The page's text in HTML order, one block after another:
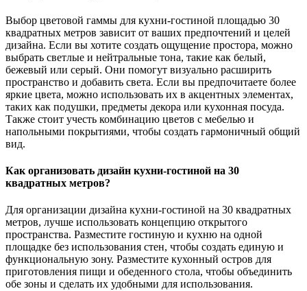
Выбор цветовой гаммы для кухни-гостиной площадью 30
квадратных метров зависит от ваших предпочтений и целей
дизайна. Если вы хотите создать ощущение простора, можно
выбрать светлые и нейтральные тона, такие как белый,
бежевый или серый. Они помогут визуально расширить
пространство и добавить света. Если вы предпочитаете более
яркие цвета, можно использовать их в акцентных элементах,
таких как подушки, предметы декора или кухонная посуда.
Также стоит учесть комбинацию цветов с мебелью и
напольными покрытиями, чтобы создать гармоничный общий
вид.
Как организовать дизайн кухни-гостиной на 30
квадратных метров?
Для организации дизайна кухни-гостиной на 30 квадратных
метров, лучше использовать концепцию открытого
пространства. Разместите гостиную и кухню на одной
площадке без использования стен, чтобы создать единую и
функциональную зону. Разместите кухонный остров для
приготовления пищи и обеденного стола, чтобы объединить
обе зоны и сделать их удобными для использования.